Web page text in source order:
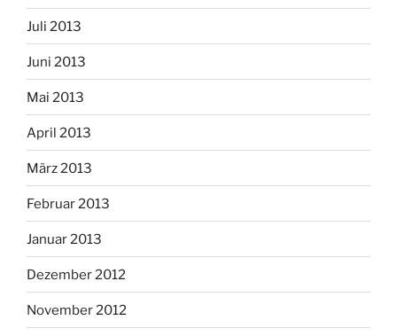
Juli 2013
Juni 2013
Mai 2013
April 2013
März 2013
Februar 2013
Januar 2013
Dezember 2012
November 2012